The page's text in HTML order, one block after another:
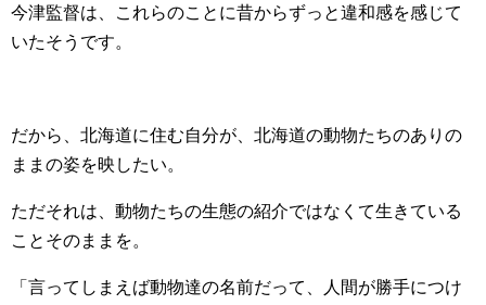
今津監督は、これらのことに昔からずっと違和感を感じて
いたそうです。
だから、北海道に住む自分が、北海道の動物たちのありの
ままの姿を映したい。
ただそれは、動物たちの生態の紹介ではなくて生きている
ことそのままを。
「言ってしまえば動物達の名前だって、人間が勝手につけ